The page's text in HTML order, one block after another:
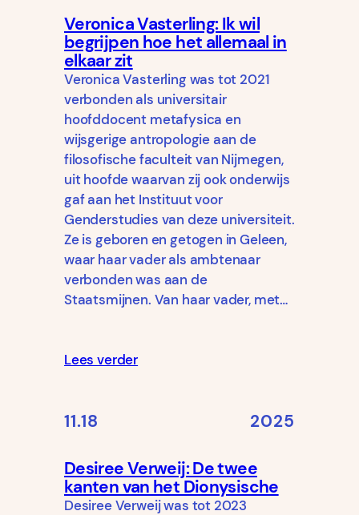
Veronica Vasterling: Ik wil
begrijpen hoe het allemaal in
elkaar zit
Veronica Vasterling was tot 2021
verbonden als universitair
hoofddocent metafysica en
wijsgerige antropologie aan de
filosofische faculteit van Nijmegen,
uit hoofde waarvan zij ook onderwijs
gaf aan het Instituut voor
Genderstudies van deze universiteit.
Ze is geboren en getogen in Geleen,
waar haar vader als ambtenaar
verbonden was aan de
Staatsmijnen. Van haar vader, met…
Lees verder
11.18 2025
Desiree Verweij: De twee
kanten van het Dionysische
Desiree Verweij was tot 2023